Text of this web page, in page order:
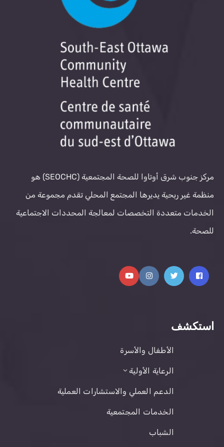
مركز جنوب شرق أوتاوا للصحة المجتمعية (SEOCHC) هو
منظمة غير ربحية يديرها المجتمع المحلي تقدم مجموعة من
الخدمات متعددة التخصصات لمعالجة المحددات الاجتماعية
للصحة.
استكشف
الأطفال والأسرة
الرعاية الأولية
الدعم العملي والاستشارات العملية
الخدمات المجتمعية
الشباب